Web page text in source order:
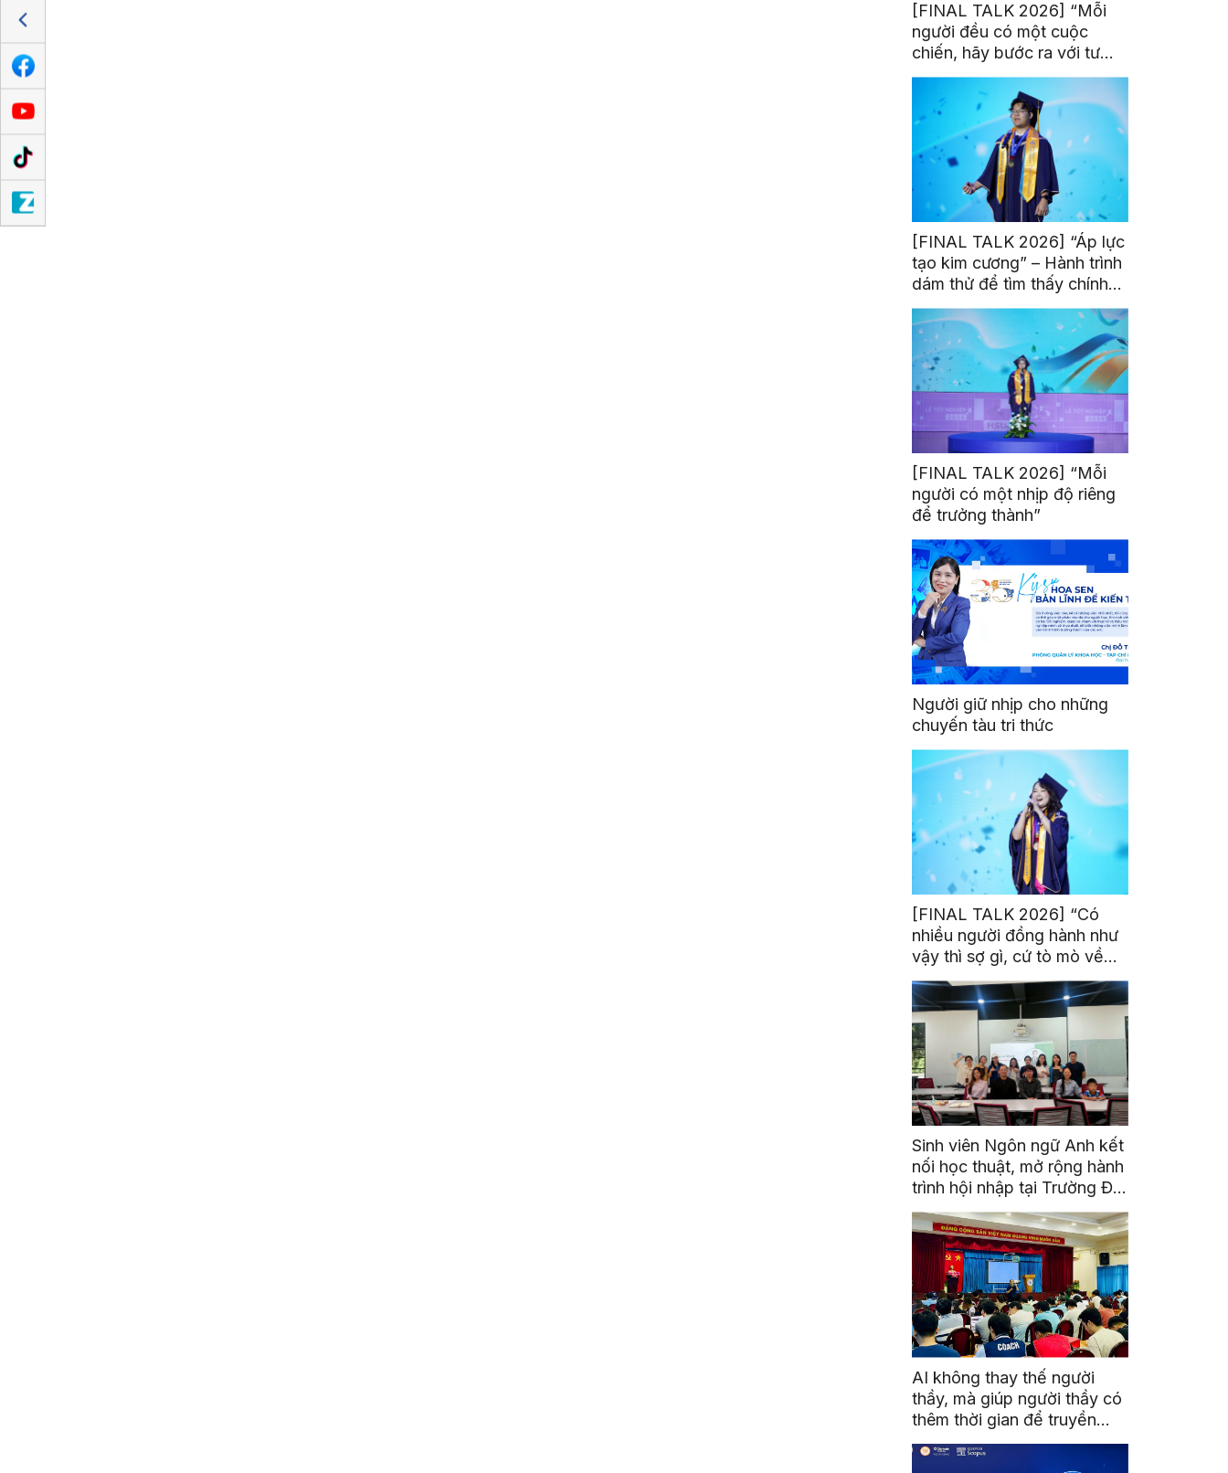
[FINAL TALK 2026] “Mỗi
người đều có một cuộc
chiến, hãy bước ra với tư
thế của người chiến thắng”
[FINAL TALK 2026] “Áp lực
tạo kim cương” – Hành trình
dám thử để tìm thấy chính
mình
[FINAL TALK 2026] “Mỗi
người có một nhịp độ riêng
để trưởng thành”
Người giữ nhịp cho những
chuyến tàu tri thức
[FINAL TALK 2026] “Có
nhiều người đồng hành như
vậy thì sợ gì, cứ tò mò về
thế giới thôi”
Sinh viên Ngôn ngữ Anh kết
nối học thuật, mở rộng hành
trình hội nhập tại Trường Đại
học Quốc gia Malaysia
AI không thay thế người
thầy, mà giúp người thầy có
thêm thời gian để truyền
cảm hứng